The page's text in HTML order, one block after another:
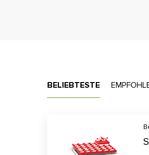
BELIEBTESTE